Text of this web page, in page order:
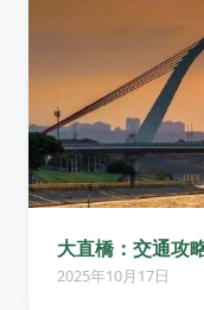
大直橋：交通攻
2025年10月17日